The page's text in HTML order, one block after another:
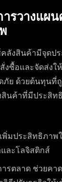
รวางแผ
ลังสินค้ามีจุดปร
ซื้อและจัดส่งใ
ภัย ด้วยต้นทุนที่
นค้าที่มีประสิท
มประสิทธิภาพ
ละโลจิสติกส์
ารตลาด ช่วยค